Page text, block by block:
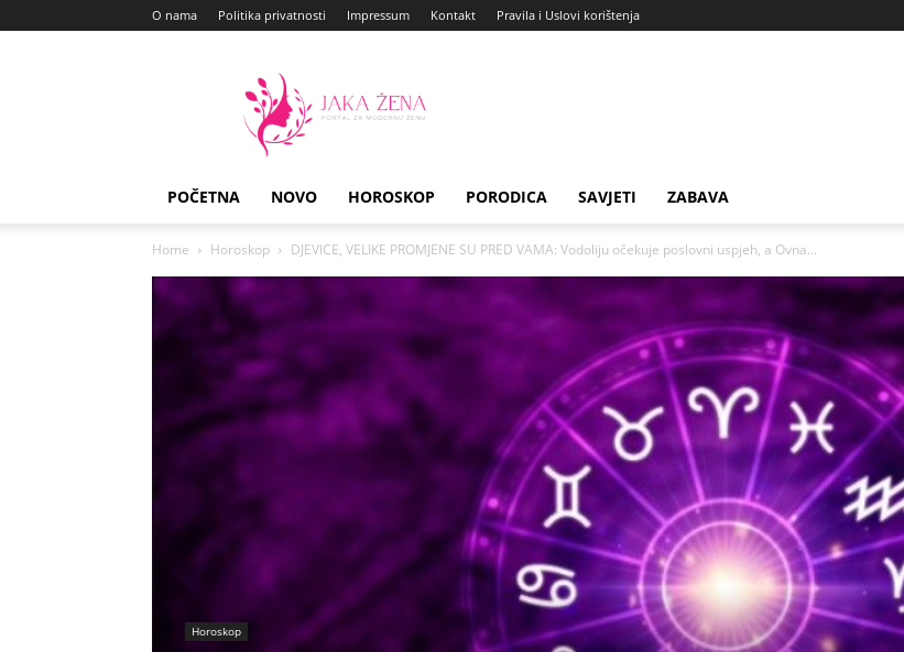
O nama Politika privatnosti Impressum Kontakt Pravila i Uslovi korištenja
Zena
POČETNA NOVO HOROSKOP PORODICA SAVJETI ZABAVA
Home Horoskop DJEVICE, VELIKE PROMJENE SU PRED VAMA: Vodoliju očekuje poslovni uspjeh, a Ovna...
Horoskop